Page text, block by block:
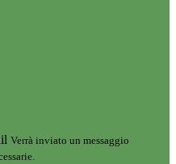
Verrà inviato un messaggio